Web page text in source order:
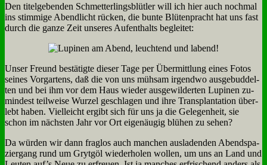
Den ti­tel­ge­ben­den Schmet­ter­lings­blüt­ler will ich hier auch noch­mal
ins stim­mi­ge Abend­licht rücken, die bun­te Blü­ten­pracht hat uns fast
durch die gan­ze Zeit un­se­res Auf­ent­halts be­glei­tet:
Un­ser Freund be­stä­tig­te die­ser Ta­ge per Über­mitt­lung ei­nes Fo­tos
sei­nes Vor­gar­tens, daß die von uns müh­sam ir­gend­wo aus­ge­bud­del­
ten und bei ihm vor dem Haus wie­der aus­ge­wil­der­ten Lu­pi­nen zu­
min­dest teil­wei­se Wur­zel ge­schla­gen und ih­re Trans­plan­ta­ti­on über­
lebt ha­ben. Viel­leicht er­gibt sich für uns ja die Ge­le­gen­heit, sie
schon im näch­sten Jahr vor Ort ei­gen­äu­gig blü­hen zu se­hen?
Da wür­den wir dann frag­los auch man­chen aus­la­den­den Abend­spa­
zier­gang rund um Grytgöl wie­der­ho­len wol­len, um uns an Land und